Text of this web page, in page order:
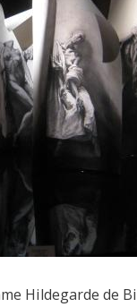
Hildegarde de